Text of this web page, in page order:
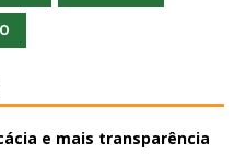
e mais transparência